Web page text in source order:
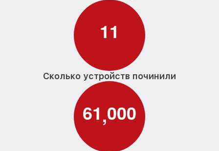
11
Сколько устройств починили
61,000